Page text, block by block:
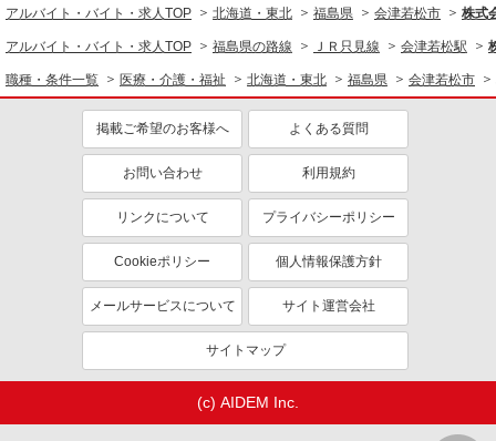
アルバイト・バイト・求人TOP 北海道・東北 福島県 会津若松市 株式
アルバイト・バイト・求人TOP 福島県の路線 ＪＲ只見線 会津若松駅
職種・条件一覧 医療・介護・福祉 北海道・東北 福島県 会津若松市
掲載ご希望のお客様へ よくある質問
お問い合わせ 利用規約
リンクについて プライバシーポリシー
Cookieポリシー 個人情報保護方針
メールサービスについて サイト運営会社
サイトマップ
(c) AIDEM Inc.